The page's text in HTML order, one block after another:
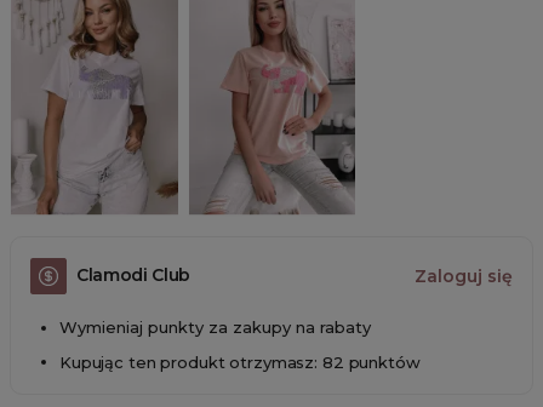
Clamodi Club Zaloguj się
Wymieniaj punkty za zakupy na rabaty
Kupując ten produkt otrzymasz: 82 punktów